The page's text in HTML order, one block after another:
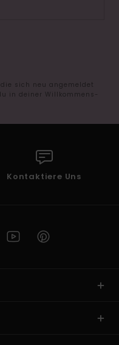
sich neu angemeldet
in deiner Willkommens-
Kontaktiere Uns